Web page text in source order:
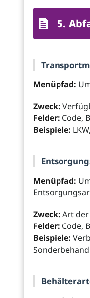
5.
Menüpfad:
Zweck:
Felder: Code,
Beispiele:
Menüpfad:
Zweck: Art
Felder: Code,
Beispiele: